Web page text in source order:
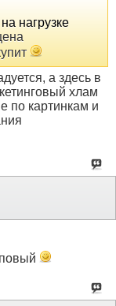
нагрузке
а здесь в
хлам
по картинкам и